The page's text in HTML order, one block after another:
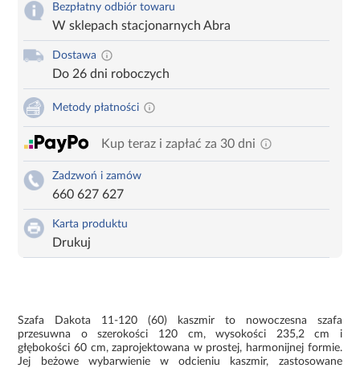
Bezpłatny odbiór towaru
W sklepach stacjonarnych Abra
Dostawa
Do 26 dni roboczych
Metody płatności
Kup teraz i zapłać za 30 dni
Zadzwoń i zamów
660 627 627
Karta produktu
Drukuj
Szafa Dakota 11-120 (60) kaszmir to nowoczesna szafa
przesuwna o szerokości 120 cm, wysokości 235,2 cm i
głębokości 60 cm, zaprojektowana w prostej, harmonijnej formie.
Jej beżowe wybarwienie w odcieniu kaszmir, zastosowane